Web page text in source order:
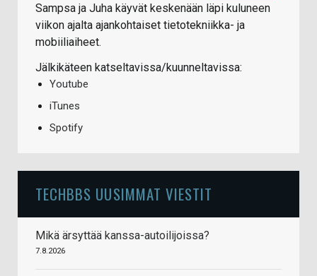
Sampsa ja Juha käyvät keskenään läpi kuluneen
viikon ajalta ajankohtaiset tietotekniikka- ja
mobiiliaiheet.
Jälkikäteen katseltavissa/kuunneltavissa:
Youtube
iTunes
Spotify
TECHBBS UUSIMMAT VIESTIT
Mikä ärsyttää kanssa-autoilijoissa?
7.8.2026